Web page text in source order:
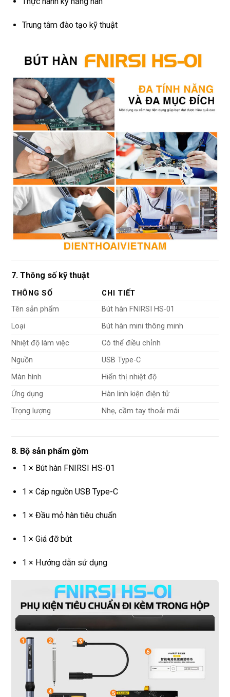
Trung tâm đào tạo kỹ thuật
7. Thông số kỹ thuật
THÔNG SỐ
CHI TIẾT
Tên sản phẩm
Bút hàn FNIRSI HS-01
Loại
Bút hàn mini thông minh
Nhiệt độ làm việc
Có thể điều chỉnh
Nguồn
USB Type-C
Màn hình
Hiển thị nhiệt độ
Ứng dụng
Hàn linh kiện điện tử
Trọng lượng
Nhẹ, cầm tay thoải mái
8. Bộ sản phẩm gồm
1 × Bút hàn FNIRSI HS-01
1 × Cáp nguồn USB Type-C
1 × Đầu mỏ hàn tiêu chuẩn
1 × Giá đỡ bút
1 × Hướng dẫn sử dụng